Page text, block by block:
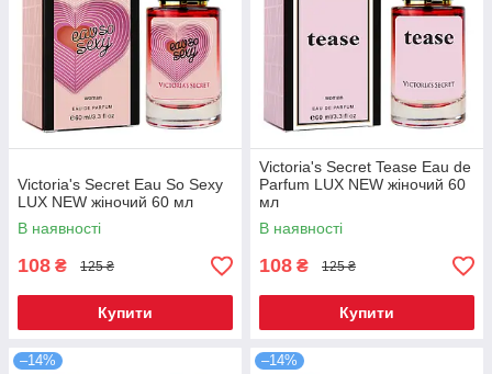
Victoria's Secret Eau So Sexy
LUX NEW жіночий 60 мл
В наявності
108 ₴ 125 ₴
Купити
Victoria's Secret Tease Eau de
Parfum LUX NEW жіночий 60
мл
В наявності
108 ₴ 125 ₴
Купити
–14% –14%